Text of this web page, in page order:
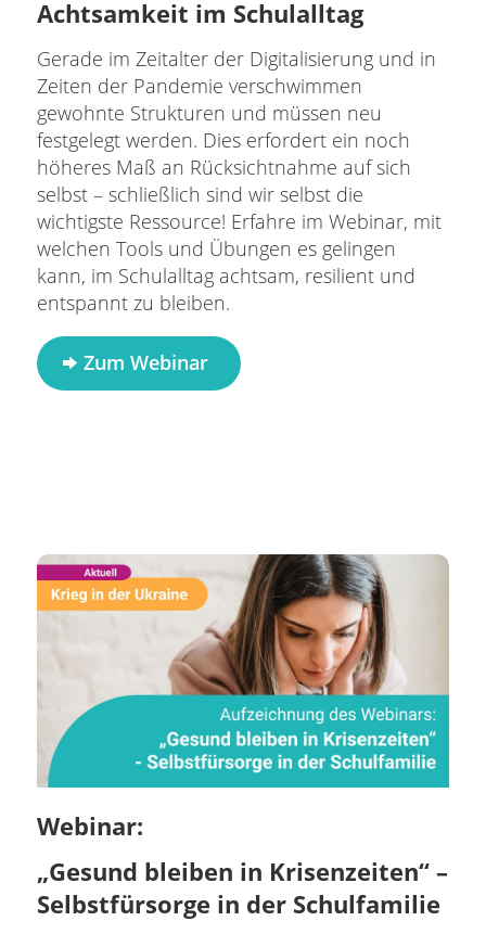
Achtsamkeit im Schulalltag
Gerade im Zeitalter der Digitalisierung und in
Zeiten der Pandemie verschwimmen
gewohnte Strukturen und müssen neu
festgelegt werden. Dies erfordert ein noch
höheres Maß an Rücksichtnahme auf sich
selbst – schließlich sind wir selbst die
wichtigste Ressource! Erfahre im Webinar, mit
welchen Tools und Übungen es gelingen
kann, im Schulalltag achtsam, resilient und
entspannt zu bleiben.
Zum Webinar
Webinar:
„Gesund bleiben in Krisenzeiten“ –
Selbstfürsorge in der Schulfamilie